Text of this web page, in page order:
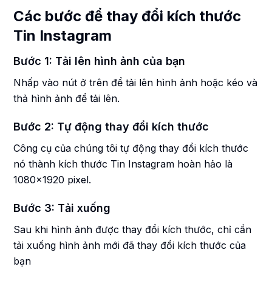
Các bước để thay đổi kích thước
Tin Instagram
Bước 1: Tải lên hình ảnh của bạn
Nhấp vào nút ở trên để tải lên hình ảnh hoặc kéo và
thả hình ảnh để tải lên.
Bước 2: Tự động thay đổi kích thước
Công cụ của chúng tôi tự động thay đổi kích thước
nó thành kích thước Tin Instagram hoàn hảo là
1080x1920 pixel.
Bước 3: Tải xuống
Sau khi hình ảnh được thay đổi kích thước, chỉ cần
tải xuống hình ảnh mới đã thay đổi kích thước của
bạn